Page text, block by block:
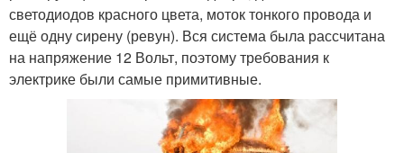
светодиодов красного цвета, моток тонкого провода и
ещё одну сирену (ревун). Вся система была рассчитана
на напряжение 12 Вольт, поэтому требования к
электрике были самые примитивные.